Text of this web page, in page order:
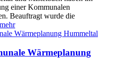
einer Kommunalen
Beauftragt wurde die
Wärmeplanung